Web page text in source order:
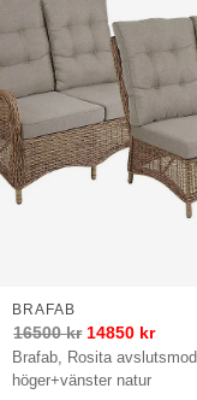
Brafab, Rosita
höger+vänster natur
BRAFAB
16500kr 14850 kr